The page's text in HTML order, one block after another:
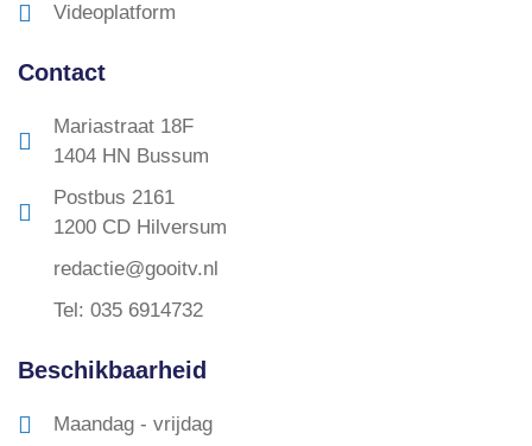
Videoplatform
Contact
Mariastraat 18F
1404 HN Bussum
Postbus 2161
1200 CD Hilversum
redactie@gooitv.nl
Tel: 035 6914732
Beschikbaarheid
Maandag - vrijdag